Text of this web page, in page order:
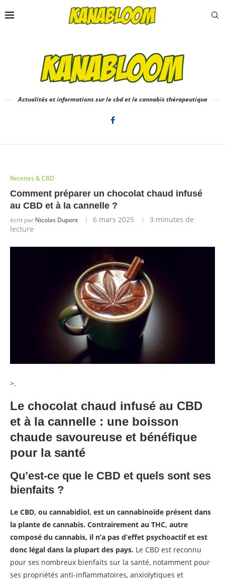
Actualités et informations sur le cbd et le cannabis thérapeutique
Recettes & CBD
Comment préparer un chocolat chaud infusé
au CBD et à la cannelle ?
écrit par Nicolas Dupont 6 mars 2025
3 minutes de
lecture
>.
Le chocolat chaud infusé au CBD
et à la cannelle : une boisson
chaude savoureuse et bénéfique
pour la santé
Qu’est-ce que le CBD et quels sont ses
bienfaits ?
Le CBD, ou cannabidiol, est un cannabinoïde présent dans
la plante de cannabis. Contrairement au THC, autre
composé du cannabis, il n’a pas d’effet psychoactif et est
donc légal dans la plupart des pays. Le CBD est reconnu
pour ses nombreux bienfaits sur la santé, notamment pour
ses propriétés anti-inflammatoires, anxiolytiques et